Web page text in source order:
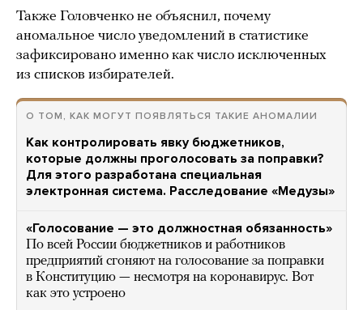
Также Головченко не объяснил, почему
аномальное число уведомлений в статистике
зафиксировано именно как число исключенных
из списков избирателей.
О ТОМ, КАК МОГУТ ПОЯВЛЯТЬСЯ ТАКИЕ АНОМАЛИИ
Как контролировать явку бюджетников,
которые должны проголосовать за поправки?
Для этого разработана специальная
электронная система. Расследование «Медузы»
«Голосование — это должностная обязанность»
По всей России бюджетников и работников
предприятий сгоняют на голосование за поправки
в Конституцию — несмотря на коронавирус. Вот
как это устроено